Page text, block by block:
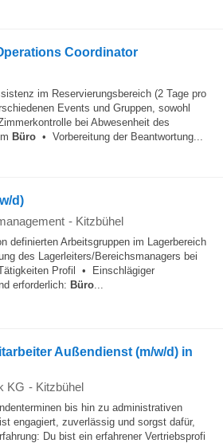
Coordinator
im Reservierungsbereich (2 Tage pro
Events und Gruppen, sowohl
bei Abwesenheit des
Büro • Vorbereitung der Beantwortung...
d)
- Kitzbühel
definierten Arbeitsgruppen im Lagerbereich
des Lagerleiters/Bereichsmanagers bei
Profil • Einschlägiger
erforderlich: Büro...
Außendienst (m/w/d) in
KG - Kitzbühel
bis hin zu administrativen
engagiert, zuverlässig und sorgst dafür,
Du bist ein erfahrener Vertriebsprofi